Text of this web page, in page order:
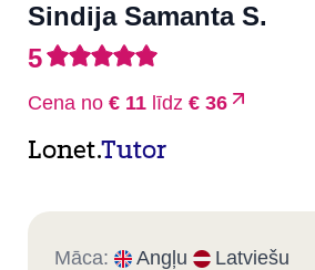
Sindija Samanta S.
5
Cena no € 11 līdz € 36
Lonet.Tutor
Māca: Angļu Latviešu